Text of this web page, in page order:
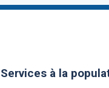
Services à la
Ouvrir/Fermer le